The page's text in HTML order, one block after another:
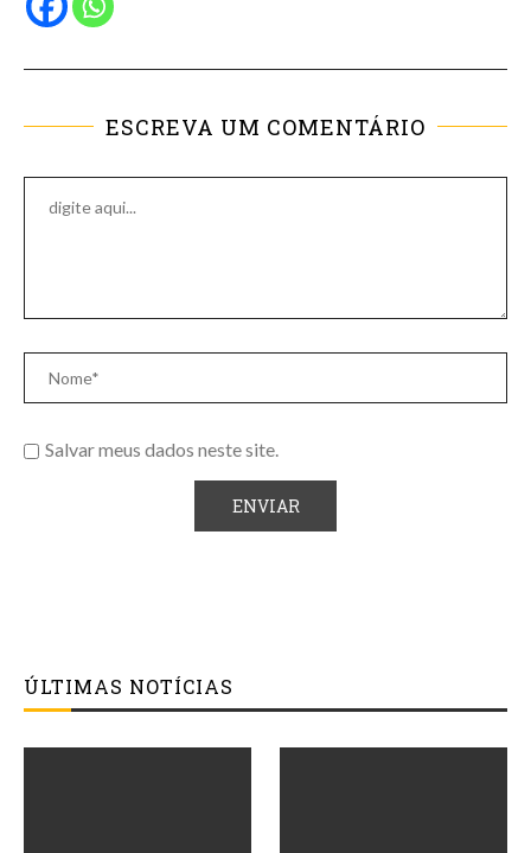
ESCREVA UM COMENTÁRIO
Salvar meus dados neste site.
ÚLTIMAS NOTÍCIAS